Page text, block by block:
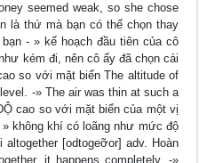
seemed weak, so she chose
là thứ mà bạn có thế chọn thay
- » kế hoạch đầu tiên của cô
kém đi, nên cô ấy đã chọn cái
so với mặt biển The altitude of
-» The air was thin at such a
cao so với mặt biển của một vị
không khí có loãng như mức độ
[odtogeỡor] adv. Hoàn
it happens completely. -»